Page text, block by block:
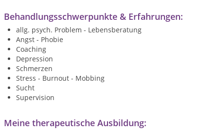
Behandlungsschwerpunkte & Erfahrungen:
allg. psych. Problem - Lebensberatung
Angst - Phobie
Coaching
Depression
Schmerzen
Stress - Burnout - Mobbing
Sucht
Supervision
Meine therapeutische Ausbildung: